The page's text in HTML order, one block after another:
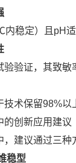
稳定）且pH适
验验证，其致敏
技术保留98%
的创新应用建议
，建议通过三种
稳型